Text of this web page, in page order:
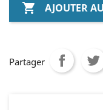
 AJOUTER
Partager